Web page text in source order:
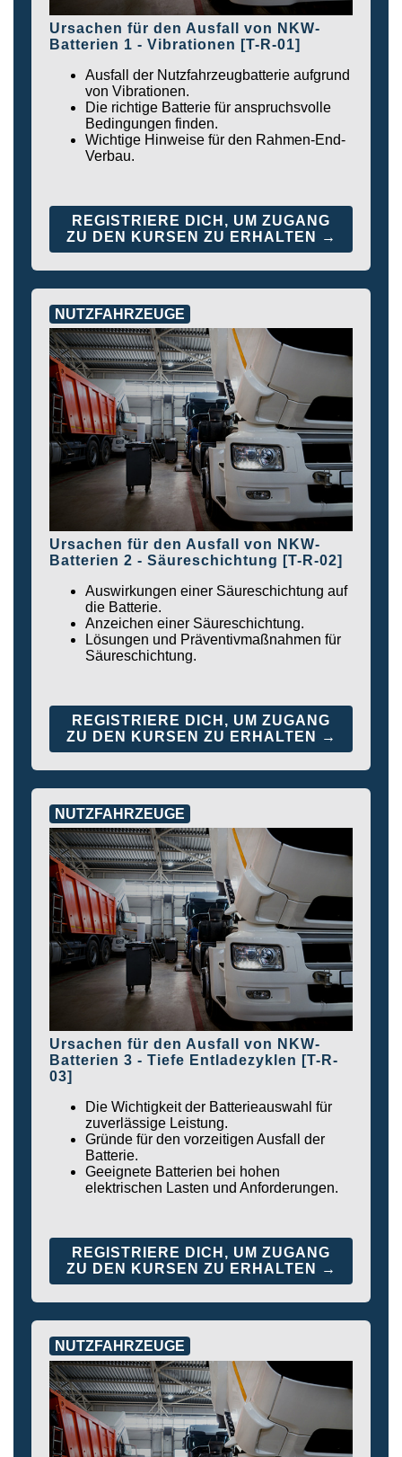
Ursachen für den Ausfall von NKW-
Batterien 1 - Vibrationen [T-R-01]
Ausfall der Nutzfahrzeugbatterie aufgrund
von Vibrationen.
Die richtige Batterie für anspruchsvolle
Bedingungen finden.
Wichtige Hinweise für den Rahmen-End-
Verbau.
REGISTRIERE DICH, UM ZUGANG
ZU DEN KURSEN ZU ERHALTEN →
NUTZFAHRZEUGE
Ursachen für den Ausfall von NKW-
Batterien 2 - Säureschichtung [T-R-02]
Auswirkungen einer Säureschichtung auf
die Batterie.
Anzeichen einer Säureschichtung.
Lösungen und Präventivmaßnahmen für
Säureschichtung.
REGISTRIERE DICH, UM ZUGANG
ZU DEN KURSEN ZU ERHALTEN →
NUTZFAHRZEUGE
Ursachen für den Ausfall von NKW-
Batterien 3 - Tiefe Entladezyklen [T-R-
03]
Die Wichtigkeit der Batterieauswahl für
zuverlässige Leistung.
Gründe für den vorzeitigen Ausfall der
Batterie.
Geeignete Batterien bei hohen
elektrischen Lasten und Anforderungen.
REGISTRIERE DICH, UM ZUGANG
ZU DEN KURSEN ZU ERHALTEN →
NUTZFAHRZEUGE